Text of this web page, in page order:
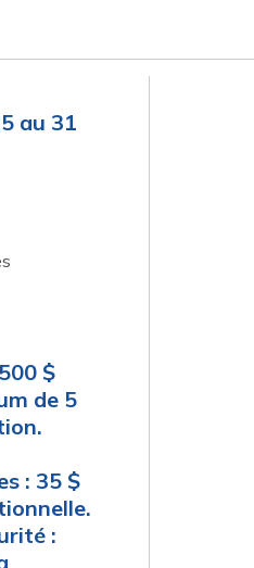
au 31
$
de 5
: 35 $
: